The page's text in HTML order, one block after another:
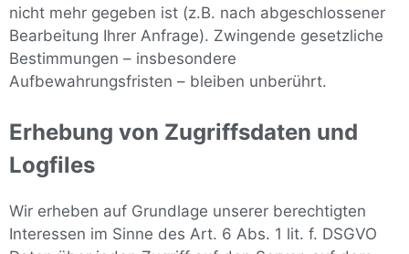
nicht mehr gegeben ist (z.B. nach abgeschlossener
Bearbeitung Ihrer Anfrage). Zwingende gesetzliche
Bestimmungen – insbesondere
Aufbewahrungsfristen – bleiben unberührt.
Erhebung von Zugriffsdaten und
Logfiles
Wir erheben auf Grundlage unserer berechtigten
Interessen im Sinne des Art. 6 Abs. 1 lit. f. DSGVO